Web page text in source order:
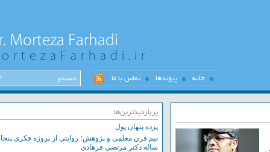
خانه پیوندها تماس با ما
پربازدیدترین‌ها
پرده پنهان پول
نیم قرن معلمی و پژوهش؛ روایتی از پروژه فکری پنجاه
ساله دکتر مرتضی فرهادی